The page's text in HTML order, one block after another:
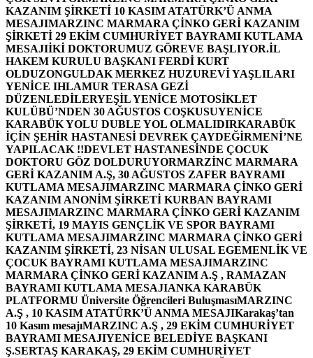
KAZANIM ŞİRKETİ 10 KASIM ATATÜRK’Ü ANMA
MESAJIMARZINC MARMARA ÇİNKO GERİ KAZANIM
ŞİRKETİ 29 EKİM CUMHURİYET BAYRAMI KUTLAMA
MESAJIİKİ DOKTORUMUZ GÖREVE BAŞLIYOR.İL
HAKEM KURULU BAŞKANI FERDİ KURT
OLDUZONGULDAK MERKEZ HUZUREVİ YAŞLILARI
YENİCE IHLAMUR TERASA GEZİ
DÜZENLEDİLERYEŞİL YENİCE MOTOSİKLET
KULÜBÜ’NDEN 30 AĞUSTOS COŞKUSUYENİCE
KARABÜK YOLU DUBLE YOL OLMALIDIRKARABÜK
İÇİN ŞEHİR HASTANESİ DEVREK ÇAYDEĞİRMENİ’NE
YAPILACAK !!DEVLET HASTANESİNDE ÇOCUK
DOKTORU GÖZ DOLDURUYORMARZİNC MARMARA
GERİ KAZANIM A.Ş, 30 AĞUSTOS ZAFER BAYRAMI
KUTLAMA MESAJIMARZINC MARMARA ÇİNKO GERİ
KAZANIM ANONİM ŞİRKETİ KURBAN BAYRAMI
MESAJIMARZINC MARMARA ÇİNKO GERİ KAZANIM
ŞİRKETİ, 19 MAYIS GENÇLİK VE SPOR BAYRAMI
KUTLAMA MESAJIMARZINC MARMARA ÇİNKO GERİ
KAZANIM ŞİRKETİ, 23 NİSAN ULUSAL EGEMENLİK VE
ÇOCUK BAYRAMI KUTLAMA MESAJIMARZINC
MARMARA ÇİNKO GERİ KAZANIM A.Ş , RAMAZAN
BAYRAMI KUTLAMA MESAJIANKA KARABÜK
PLATFORMU Üniversite Öğrencileri BuluşmasıMARZINC
A.Ş , 10 KASIM ATATÜRK’Ü ANMA MESAJIKarakaş’tan
10 Kasım mesajıMARZINC A.Ş , 29 EKİM CUMHURİYET
BAYRAMI MESAJIYENİCE BELEDİYE BAŞKANI
Ş.SERTAŞ KARAKAŞ, 29 EKİM CUMHURİYET